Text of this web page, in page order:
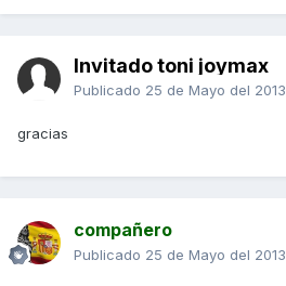
Invitado toni joymax
Publicado 25 de Mayo del 2013
gracias
compañero
Publicado 25 de Mayo del 2013